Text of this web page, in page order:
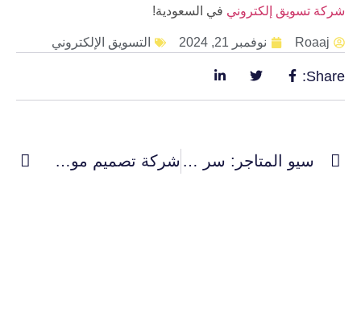
شركة تسويق إلكتروني في السعودية!
Roaaj نوفمبر 21, 2024 التسويق الإلكتروني
Share:
سيو المتاجر: سر النجاح في التجارة الإلكترونية شركة تصميم موشن جرافيك بالسعودية: حلول إبداعية لعلامتك التجارية